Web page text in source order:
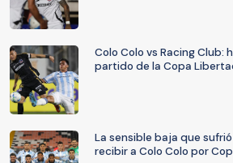
Colo Colo vs Racing Club:
partido de la Copa
La sensible baja que
recibir a Colo Colo por